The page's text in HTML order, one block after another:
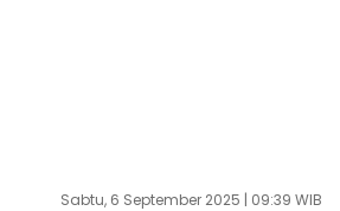
Sabtu, 6 September 2025 | 09:39 WIB